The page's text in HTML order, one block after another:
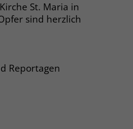
St. Maria in
sind herzlich
Reportagen